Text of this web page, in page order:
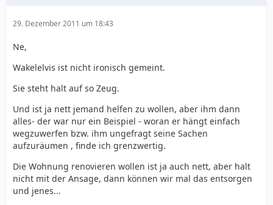
29. Dezember 2011 um 18:43
Ne,
Wakelelvis ist nicht ironisch gemeint.
Sie steht halt auf so Zeug.
Und ist ja nett jemand helfen zu wollen, aber ihm dann
alles- der war nur ein Beispiel - woran er hängt einfach
wegzuwerfen bzw. ihm ungefragt seine Sachen
aufzuräumen , finde ich grenzwertig.
Die Wohnung renovieren wollen ist ja auch nett, aber halt
nicht mit der Ansage, dann können wir mal das entsorgen
und jenes...